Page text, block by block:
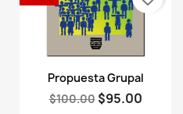
Vista rápida
Propuesta Grupal
$100.00 $95.00